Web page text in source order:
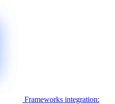
Frameworks integration: